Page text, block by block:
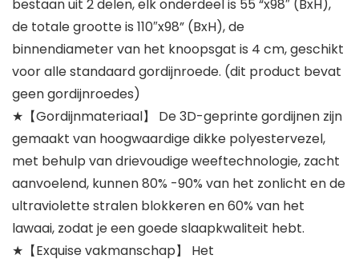
bestaan uit 2 delen, elk onderdeel is 55 “x98″ (BxH),
de totale grootte is 110″x98” (BxH), de
binnendiameter van het knoopsgat is 4 cm, geschikt
voor alle standaard gordijnroede. (dit product bevat
geen gordijnroedes)
★【Gordijnmateriaal】 De 3D-geprinte gordijnen zijn
gemaakt van hoogwaardige dikke polyestervezel,
met behulp van drievoudige weeftechnologie, zacht
aanvoelend, kunnen 80% -90% van het zonlicht en de
ultraviolette stralen blokkeren en 60% van het
lawaai, zodat je een goede slaapkwaliteit hebt.
★【Exquise vakmanschap】 Het